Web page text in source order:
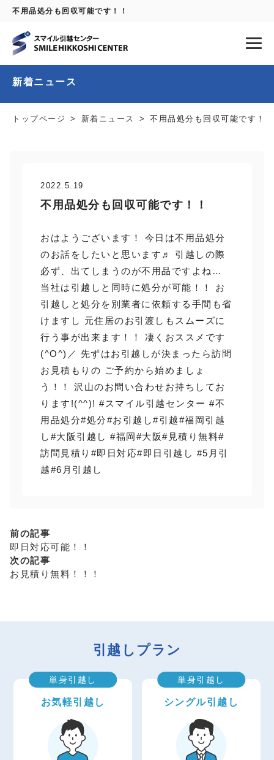
不用品処分も回収可能です！！
新着ニュース
トップページ 新着ニュース 不用品処分も回収可能です！！
2022.5.19
不用品処分も回収可能です！！
おはようございます！ 今日は不用品処分
のお話をしたいと思います♬ 引越しの際
必ず、出てしまうのが不用品ですよね…
当社は引越しと同時に処分が可能！！ お
引越しと処分を別業者に依頼する手間も省
けますし 元住居のお引渡しもスムーズに
行う事が出来ます！！ 凄くおススメです
(^O^)／ 先ずはお引越しが決まったら訪問
お見積もりの ご予約から始めましょ
う！！ 沢山のお問い合わせお持ちしてお
ります!(^^)! #スマイル引越センター #不
用品処分#処分#お引越し#引越#福岡引越
し#大阪引越し #福岡#大阪#見積り無料#
訪問見積り#即日対応#即日引越し #5月引
越#6月引越し
前の記事
即日対応可能！！
次の記事
お見積り無料！！！
引越しプラン
単身引越し
お気軽引越し
単身引越し
シングル引越し